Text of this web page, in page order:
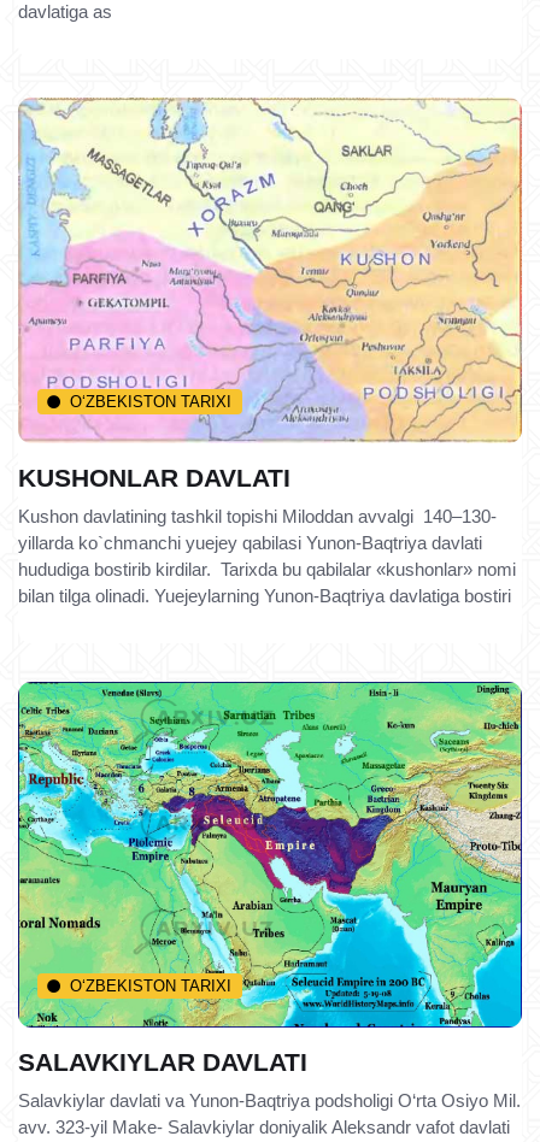
davlatiga as
O‘ZBEKISTON TARIXI
KUSHONLAR DAVLATI
Kushon davlatining tashkil topishi Miloddan avvalgi 140–130-
yillarda ko`chmanchi yuejey qabilasi Yunon-Baqtriya davlati
hududiga bostirib kirdilar. Tarixda bu qabilalar «kushonlar» nomi
bilan tilga olinadi. Yuejeylarning Yunon-Baqtriya davlatiga bostiri
O‘ZBEKISTON TARIXI
SALAVKIYLAR DAVLATI
Salavkiylar davlati va Yunon-Baqtriya podsholigi O‘rta Osiyo Mil.
avv. 323-yil Make- Salavkiylar doniyalik Aleksandr vafot davlati